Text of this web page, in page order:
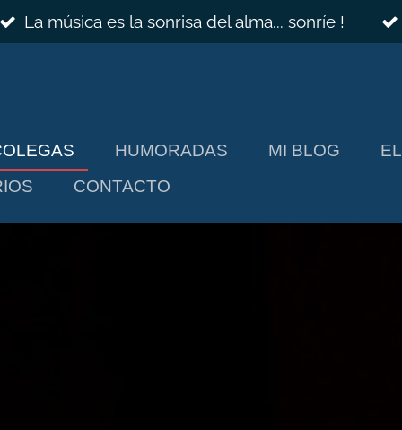
La música es la sonrisa del alma... sonríe !
HUMORADAS MI BLOG
CONTACTO